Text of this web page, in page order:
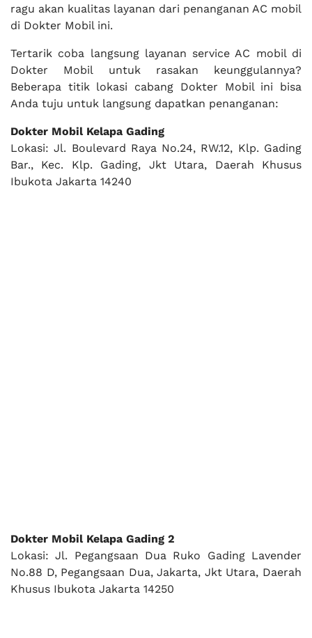
ragu akan kualitas layanan dari penanganan AC mobil
di Dokter Mobil ini.
Tertarik coba langsung layanan service AC mobil di
Dokter Mobil untuk rasakan keunggulannya?
Beberapa titik lokasi cabang Dokter Mobil ini bisa
Anda tuju untuk langsung dapatkan penanganan:
Dokter Mobil Kelapa Gading
Lokasi: Jl. Boulevard Raya No.24, RW.12, Klp. Gading
Bar., Kec. Klp. Gading, Jkt Utara, Daerah Khusus
Ibukota Jakarta 14240
Dokter Mobil Kelapa Gading 2
Lokasi: Jl. Pegangsaan Dua Ruko Gading Lavender
No.88 D, Pegangsaan Dua, Jakarta, Jkt Utara, Daerah
Khusus Ibukota Jakarta 14250